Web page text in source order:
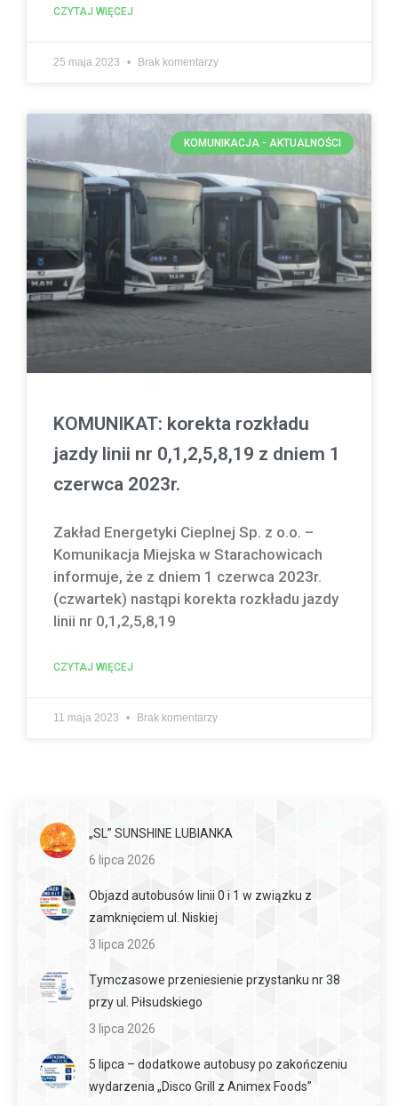
CZYTAJ WIĘCEJ
25 maja 2023 Brak komentarzy
KOMUNIKACJA - AKTUALNOŚCI
KOMUNIKAT: korekta rozkładu
jazdy linii nr 0,1,2,5,8,19 z dniem 1
czerwca 2023r.
Zakład Energetyki Cieplnej Sp. z o.o. –
Komunikacja Miejska w Starachowicach
informuje, że z dniem 1 czerwca 2023r.
(czwartek) nastąpi korekta rozkładu jazdy
linii nr 0,1,2,5,8,19
CZYTAJ WIĘCEJ
11 maja 2023 Brak komentarzy
„SL” SUNSHINE LUBIANKA
6 lipca 2026
Objazd autobusów linii 0 i 1 w związku z
zamknięciem ul. Niskiej
3 lipca 2026
Tymczasowe przeniesienie przystanku nr 38
przy ul. Piłsudskiego
3 lipca 2026
5 lipca – dodatkowe autobusy po zakończeniu
wydarzenia „Disco Grill z Animex Foods”